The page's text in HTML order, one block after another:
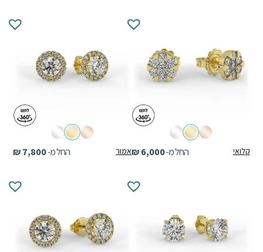
החל מ- ₪7,800 אמור החל מ- ₪6,000 קלואי